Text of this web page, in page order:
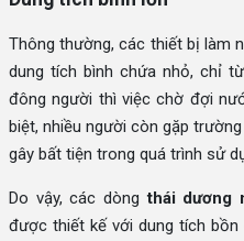
Thông thường, các thiết bị làm
dung tích bình chứa nhỏ, chỉ
đông người thì việc chờ đợi
biệt, nhiều người còn gặp
gây bất tiện trong quá trình sử
Do vậy, các dòngthái dương
được thiết kế với dung tích